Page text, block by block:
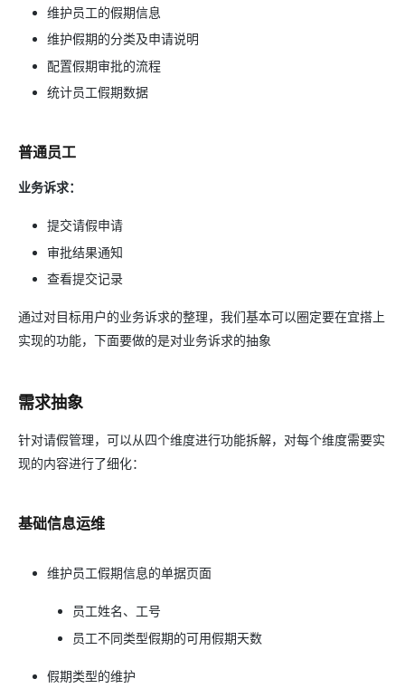
维护员工的假期信息
维护假期的分类及申请说明
配置假期审批的流程
统计员工假期数据
普通员工
业务诉求：
提交请假申请
审批结果通知
查看提交记录
通过对目标用户的业务诉求的整理，我们基本可以圈定要在宜搭上
实现的功能，下面要做的是对业务诉求的抽象
需求抽象
针对请假管理，可以从四个维度进行功能拆解，对每个维度需要实
现的内容进行了细化：
基础信息运维
维护员工假期信息的单据页面
员工姓名、工号
员工不同类型假期的可用假期天数
假期类型的维护